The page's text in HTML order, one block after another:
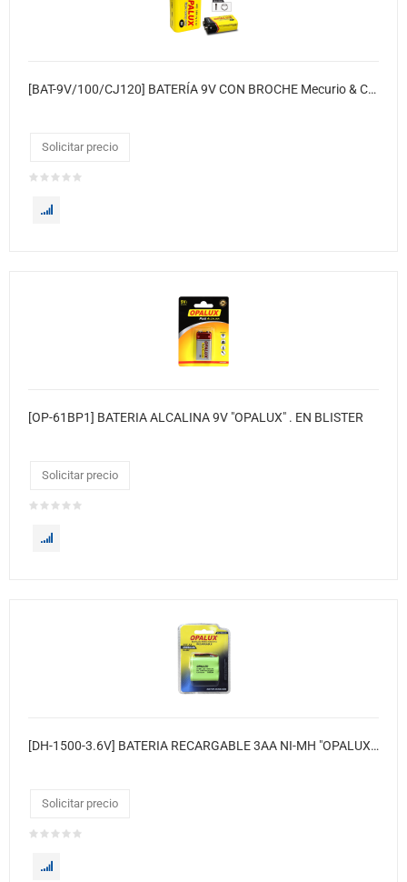
[BAT-9V/100/CJ120] BATERÍA 9V CON BROCHE Mecurio & Cadmio (Hg & Cd)
Solicitar precio
[OP-61BP1] BATERIA ALCALINA 9V "OPALUX" . EN BLISTER
Solicitar precio
[DH-1500-3.6V] BATERIA RECARGABLE 3AA NI-MH "OPALUX" PARA TELEFONO INALAMBRICO. 1500 MAH 3.6V. EN BLISTER/ CAJA X 10 / MASTER X 200
Solicitar precio